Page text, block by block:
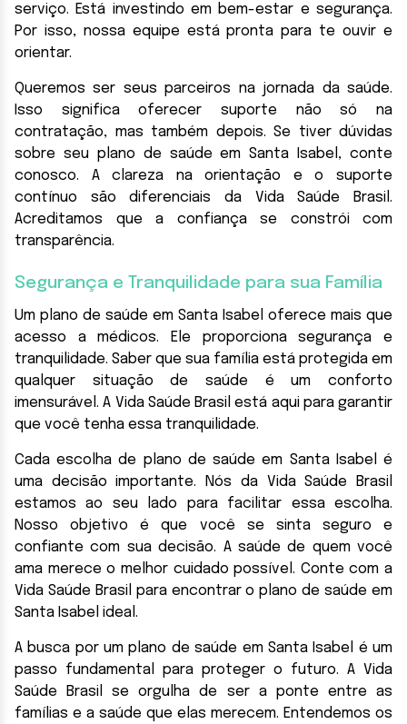
serviço. Está investindo em bem-estar e segurança.
Por isso, nossa equipe está pronta para te ouvir e
orientar.
Queremos ser seus parceiros na jornada da saúde.
Isso significa oferecer suporte não só na
contratação, mas também depois. Se tiver dúvidas
sobre seu plano de saúde em Santa Isabel, conte
conosco. A clareza na orientação e o suporte
contínuo são diferenciais da Vida Saúde Brasil.
Acreditamos que a confiança se constrói com
transparência.
Segurança e Tranquilidade para sua Família
Um plano de saúde em Santa Isabel oferece mais que
acesso a médicos. Ele proporciona segurança e
tranquilidade. Saber que sua família está protegida em
qualquer situação de saúde é um conforto
imensurável. A Vida Saúde Brasil está aqui para garantir
que você tenha essa tranquilidade.
Cada escolha de plano de saúde em Santa Isabel é
uma decisão importante. Nós da Vida Saúde Brasil
estamos ao seu lado para facilitar essa escolha.
Nosso objetivo é que você se sinta seguro e
confiante com sua decisão. A saúde de quem você
ama merece o melhor cuidado possível. Conte com a
Vida Saúde Brasil para encontrar o plano de saúde em
Santa Isabel ideal.
A busca por um plano de saúde em Santa Isabel é um
passo fundamental para proteger o futuro. A Vida
Saúde Brasil se orgulha de ser a ponte entre as
famílias e a saúde que elas merecem. Entendemos os